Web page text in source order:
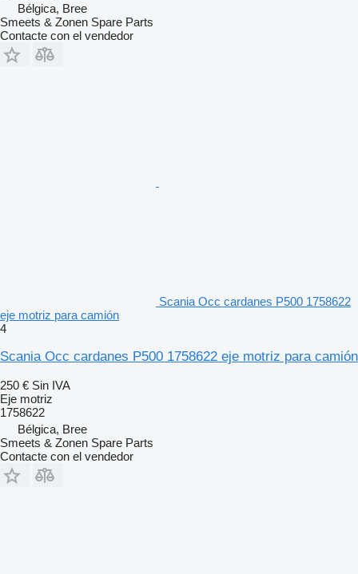
Bélgica, Bree
Smeets & Zonen Spare Parts
Contacte con el vendedor
Scania Occ cardanes P500 1758622
eje motriz para camión
4
Scania Occ cardanes P500 1758622 eje motriz para camión
250 € Sin IVA
Eje motriz
1758622
Bélgica, Bree
Smeets & Zonen Spare Parts
Contacte con el vendedor